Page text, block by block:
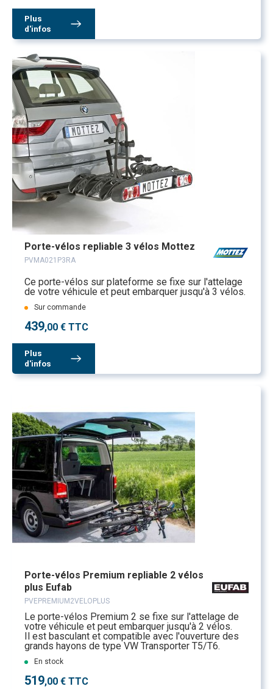
Plus
d'infos
Porte-vélos repliable 3 vélos Mottez
PVMA021P3RA
Ce porte-vélos sur plateforme se fixe sur l'attelage
de votre véhicule et peut embarquer jusqu'à 3 vélos.
Sur commande
439,00 € TTC
Plus
d'infos
Porte-vélos Premium repliable 2 vélos
plus Eufab
PVEPREMIUM2VELOPLUS
Le porte-vélos Premium 2 se fixe sur l'attelage de
votre véhicule et peut embarquer jusqu'à 2 vélos.
Il est basculant et compatible avec l'ouverture des
grands hayons de type VW Transporter T5/T6.
En stock
519,00 € TTC